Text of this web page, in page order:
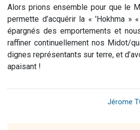
Alors prions ensemble pour que le
permette d’acquérir la « 'Hokhma »
épargnés des emportements et
raffiner continuellement nos Midot/
dignes représentants sur terre, et
apaisant !
Jérome